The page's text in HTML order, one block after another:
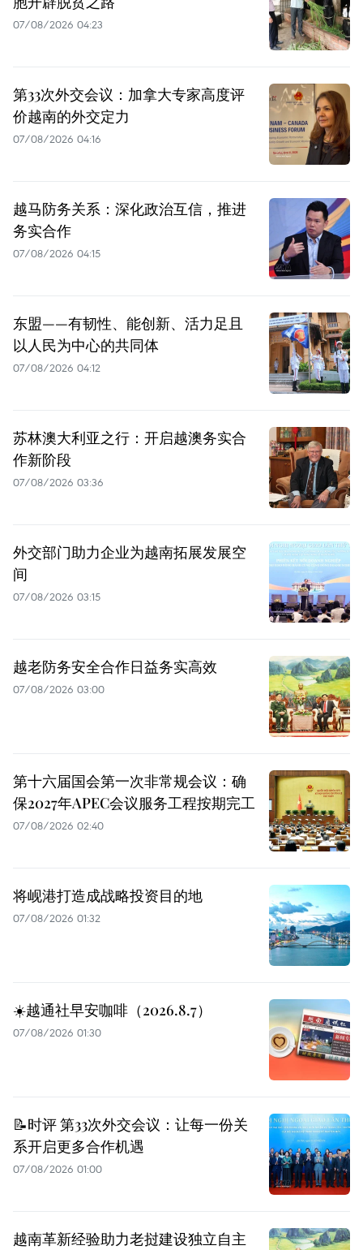
07/08/2026 04:23
第33次外交会议：加拿大专家高度评
价越南的外交定力
07/08/2026 04:16
越马防务关系：深化政治互信，推进
务实合作
07/08/2026 04:15
东盟——有韧性、能创新、活力足且
以人民为中心的共同体
07/08/2026 04:12
苏林澳大利亚之行：开启越澳务实合
作新阶段
07/08/2026 03:36
外交部门助力企业为越南拓展发展空
间
07/08/2026 03:15
越老防务安全合作日益务实高效
07/08/2026 03:00
第十六届国会第一次非常规会议：确
保2027年APEC会议服务工程按期完工
07/08/2026 02:40
将岘港打造成战略投资目的地
07/08/2026 01:32
☀️越通社早安咖啡（2026.8.7）
07/08/2026 01:30
📝时评 第33次外交会议：让每一份关
系开启更多合作机遇
07/08/2026 01:00
越南革新经验助力老挝建设独立自主